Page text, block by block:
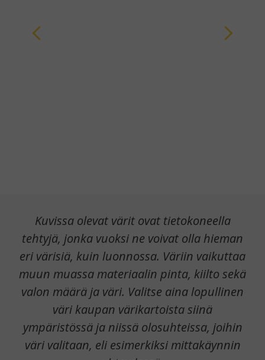
Kuvissa olevat värit ovat tietokoneella
tehtyjä, jonka vuoksi ne voivat olla hieman
eri värisiä, kuin luonnossa. Väriin vaikuttaa
muun muassa materiaalin pinta, kiilto sekä
valon määrä ja väri. Valitse aina lopullinen
väri kaupan värikartoista siinä
ympäristössä ja niissä olosuhteissa, joihin
väri valitaan, eli esimerkiksi mittakäynnin